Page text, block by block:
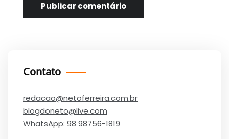
Contato
redacao@netoferreira.com.br
blogdoneto@live.com
WhatsApp: 98 98756-1819